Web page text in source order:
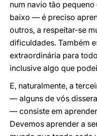
num navio tão
baixo — é preciso
outros, a respeitar-se
dificuldades. Também
extraordinária para
inclusive algo que
E, naturalmente, a
— alguns de vós
— consiste em
Devemos aprender a